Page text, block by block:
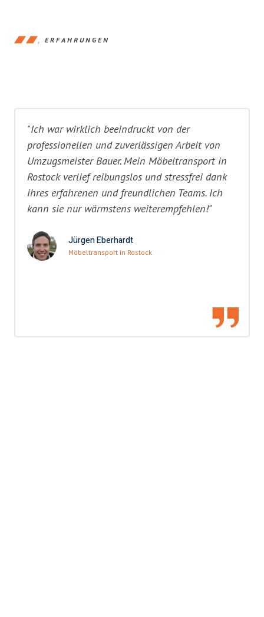
ERFAHRUNGEN
"Ich war wirklich beeindruckt von der
professionellen und zuverlässigen Arbeit von
Umzugsmeister Bauer. Mein Möbeltransport in
Rostock verlief reibungslos und stressfrei dank
ihres erfahrenen und freundlichen Teams. Ich
kann sie nur wärmstens weiterempfehlen!"
Jürgen Eberhardt
Möbeltransport in Rostock